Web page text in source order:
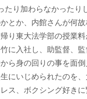
り加わらなかったり
とか、内館さんが何
り東大法学部の授業
に入社し、助監督、
ら身の回りの事を面
にいじめられたのを
ス、ボクシング好き